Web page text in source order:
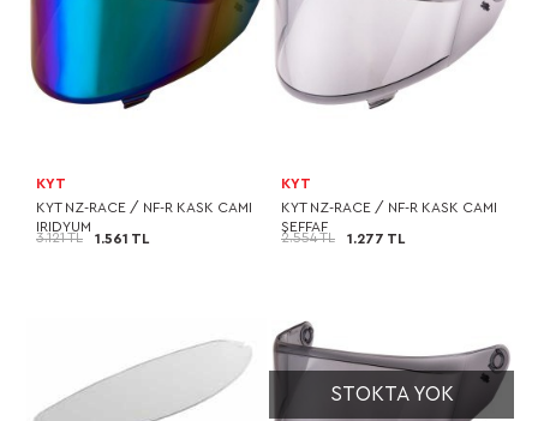
KYT
KYT NZ-RACE / NF-R KASK CAMI
IRIDYUM
3.121 TL 1.561 TL
KYT
KYT NZ-RACE / NF-R KASK CAMI
ŞEFFAF
2.554 TL 1.277 TL
STOKTA YOK